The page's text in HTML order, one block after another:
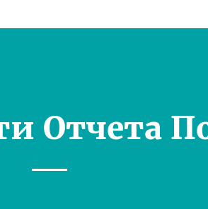
Отчета